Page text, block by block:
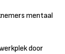
mentaal
door